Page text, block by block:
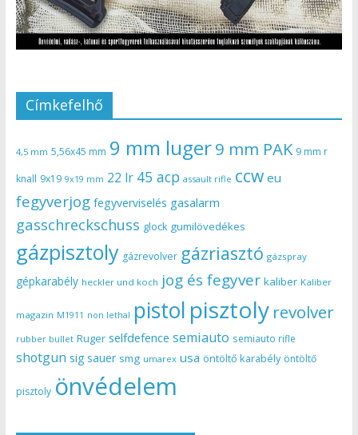
Címkefelhő
4,5 mm 5,56x45 mm 9 mm luger9 mm PAK 9 mm r
knall 9x19 9x19 mm 22 lr 45 acp assault rifle ccw eu
fegyverjog fegyverviselés gasalarm
gasschreckschuss glock gumilövedékes
gázpisztoly gázrevolver gázriasztó gázspray
gépkarabély heckler und koch jog és fegyver kaliber Kaliber
magazin M1911 non lethal pistol pisztoly revolver
rubber bullet Ruger selfdefence semiauto semiauto rifle
shotgun sig sauer smg umarex usa öntöltő karabély öntöltő
pisztoly önvédelem